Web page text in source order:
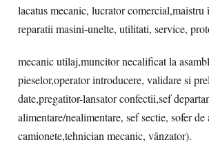
lacatus mecanic, lucrator comercial,maistru
reparatii masini-unelte, utilitati, service,
mecanic utilaj,muncitor necalificat la
pieselor,operator introducere, validare si
date,pregatitor-lansator confectii,sef
alimentare/nealimentare, sef sectie, sofer
camionete,tehnician mecanic, vânzator).